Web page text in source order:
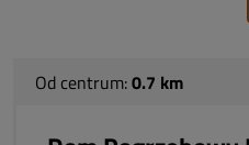
Od centrum:0.7 km